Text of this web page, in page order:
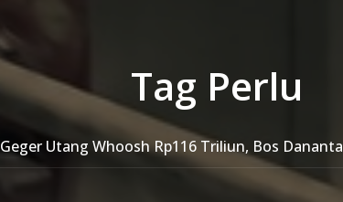
Tag Perlu
Geger Utang Whoosh Rp116 Triliun, Bos